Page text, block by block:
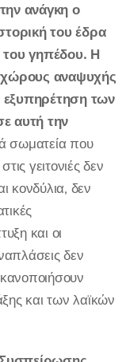
ανάγκη ο
του έδρα
του γηπέδου. Η
χώρους αναψυχής
εξυπηρέτηση των
αυτή την
σωματεία που
γειτονιές δεν
κονδύλια, δεν
και οι
δεν
και των λαϊκών